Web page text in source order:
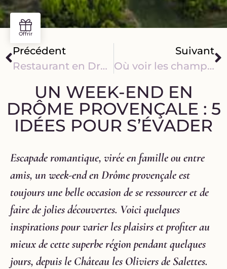
Précédent
Restaurant en Drôme provençale : Lavandin fait vibrer vos papilles toute l’année
Suivant
Où voir les champs de lavande dans la Drôme ?
UN WEEK-END EN
DRÔME PROVENÇALE : 5
IDÉES POUR S’ÉVADER
Escapade romantique, virée en famille ou entre
amis, un week-end en Drôme provençale est
toujours une belle occasion de se ressourcer et de
faire de jolies découvertes. Voici quelques
inspirations pour varier les plaisirs et profiter au
mieux de cette superbe région pendant quelques
jours, depuis le Château les Oliviers de Salettes.